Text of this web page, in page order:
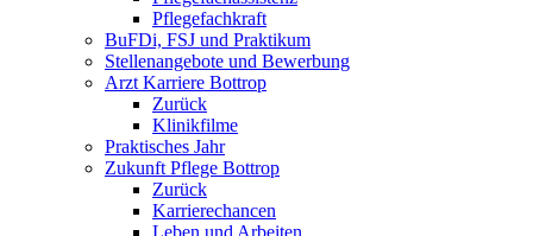
Pflegefachkraft
BuFDi, FSJ und Praktikum
Stellenangebote und Bewerbung
Arzt Karriere Bottrop
Zurück
Klinikfilme
Praktisches Jahr
Zukunft Pflege Bottrop
Zurück
Karrierechancen
Leben und Arbeiten